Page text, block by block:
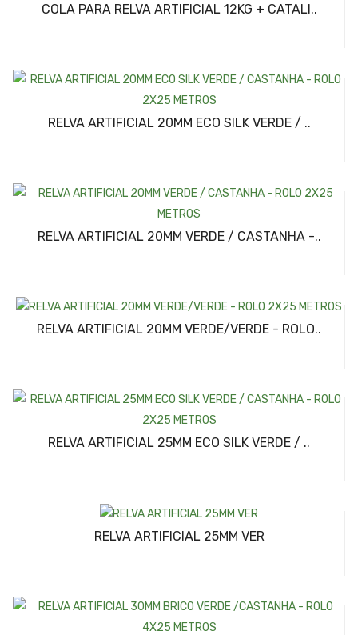
COLA PARA RELVA ARTIFICIAL 12KG + CATALI..
RELVA ARTIFICIAL 20MM ECO SILK VERDE / ..
RELVA ARTIFICIAL 20MM VERDE / CASTANHA -..
RELVA ARTIFICIAL 20MM VERDE/VERDE - ROLO..
RELVA ARTIFICIAL 25MM ECO SILK VERDE / ..
RELVA ARTIFICIAL 25MM VER